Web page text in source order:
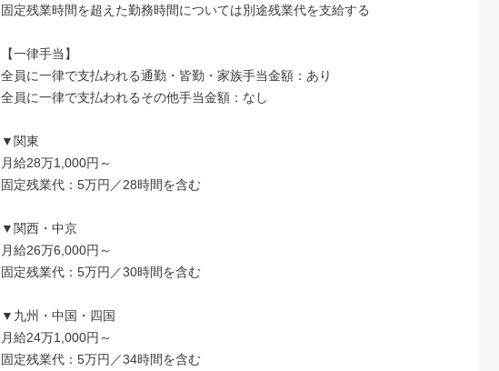
固定残業時間を超えた勤務時間については別途残業代を支給する
【一律手当】
全員に一律で支払われる通勤・皆勤・家族手当金額：あり
全員に一律で支払われるその他手当金額：なし
▼関東
月給28万1,000円～
固定残業代：5万円／28時間を含む
▼関西・中京
月給26万6,000円～
固定残業代：5万円／30時間を含む
▼九州・中国・四国
月給24万1,000円～
固定残業代：5万円／34時間を含む